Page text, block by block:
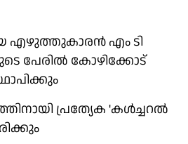
എഴുത്തുകാരൻ എം ടി
പേരിൽ കോഴിക്കോട്
പ്രത്യേക 'കൾച്ചറൽ